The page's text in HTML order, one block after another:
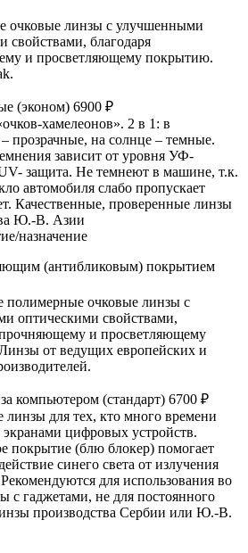
очковые линзы с улучшенными
свойствами, благодаря
и просветляющему покрытию.
(эконом) 6900 ₽
хамелеонов». 2 в 1: в
прозрачные, на солнце – темные.
зависит от уровня УФ-
защита. Не темнеют в машине, т.к.
автомобиля слабо пропускает
Качественные, проверенные линзы
Ю.-В. Азии
назначение
(антибликовым) покрытием
полимерные очковые линзы с
оптическими свойствами,
и просветляющему
от ведущих европейских и
компьютером (стандарт) 6700 ₽
для тех, кто много времени
экранами цифровых устройств.
покрытие (блю блокер) помогает
синего света от излучения
для использования во
с гаджетами, не для постоянного
производства Сербии или Ю.-В.